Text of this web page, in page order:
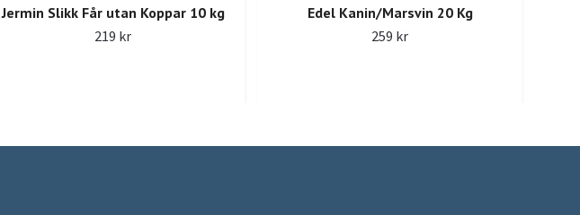
Jermin Slikk Får utan Koppar 10 kg
219 kr
Edel Kanin/Marsvin 20 Kg
259 kr